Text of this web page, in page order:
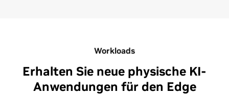
Workloads
Erhalten Sie neue physische KI-
Anwendungen für den Edge